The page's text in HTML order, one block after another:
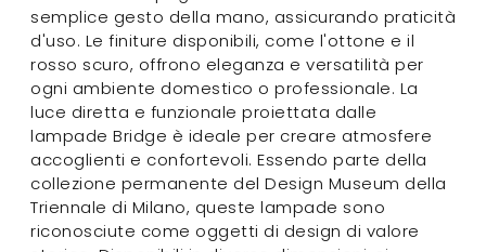
semplice gesto della mano, assicurando praticità
d'uso. Le finiture disponibili, come l'ottone e il
rosso scuro, offrono eleganza e versatilità per
ogni ambiente domestico o professionale. La
luce diretta e funzionale proiettata dalle
lampade Bridge è ideale per creare atmosfere
accoglienti e confortevoli. Essendo parte della
collezione permanente del Design Museum della
Triennale di Milano, queste lampade sono
riconosciute come oggetti di design di valore